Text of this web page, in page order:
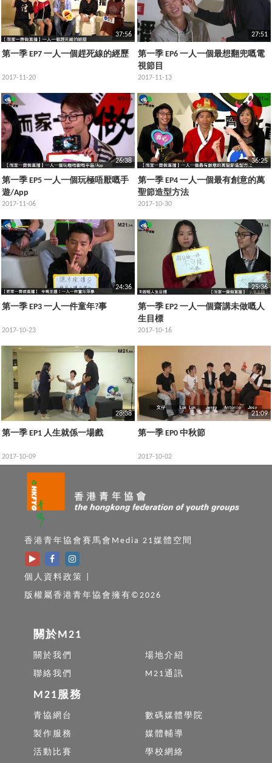
37:56
第一季 EP7 一人一個趕死線的經歷
2017-11-20
27:51
第一季 EP6 一人一個最想翻兜嘅電
視節目
2017-11-13
26:38
第一季 EP5 一人一個玩極唔厭嘅手
遊/App
2017-11-06
36:25
第一季 EP4 一人一個最有創意的萬
聖節造型方法
2017-10-30
24:36
第一季 EP3 一人一件童年?事
2017-10-23
25:36
第一季 EP2 一人一個齋講未做嘅人
生目標
2017-10-16
28:38
第一季 EP1 人生就係一場戲
2017-10-09
21:09
第一季 EP0 中秋節
2017-10-02
香港青年協會賽馬會Media 21媒體空間
個人資料政策
版權屬香港青年協會擁有©2026
關於M21
關於我們
場地介紹
聯絡我們
M21通訊
M21服務
青協網台
數碼媒體學院
製作服務
媒體輔導
活動比賽
學校網絡